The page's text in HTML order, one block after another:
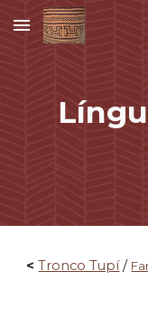
Skip to main content
< Tronco Tupí/